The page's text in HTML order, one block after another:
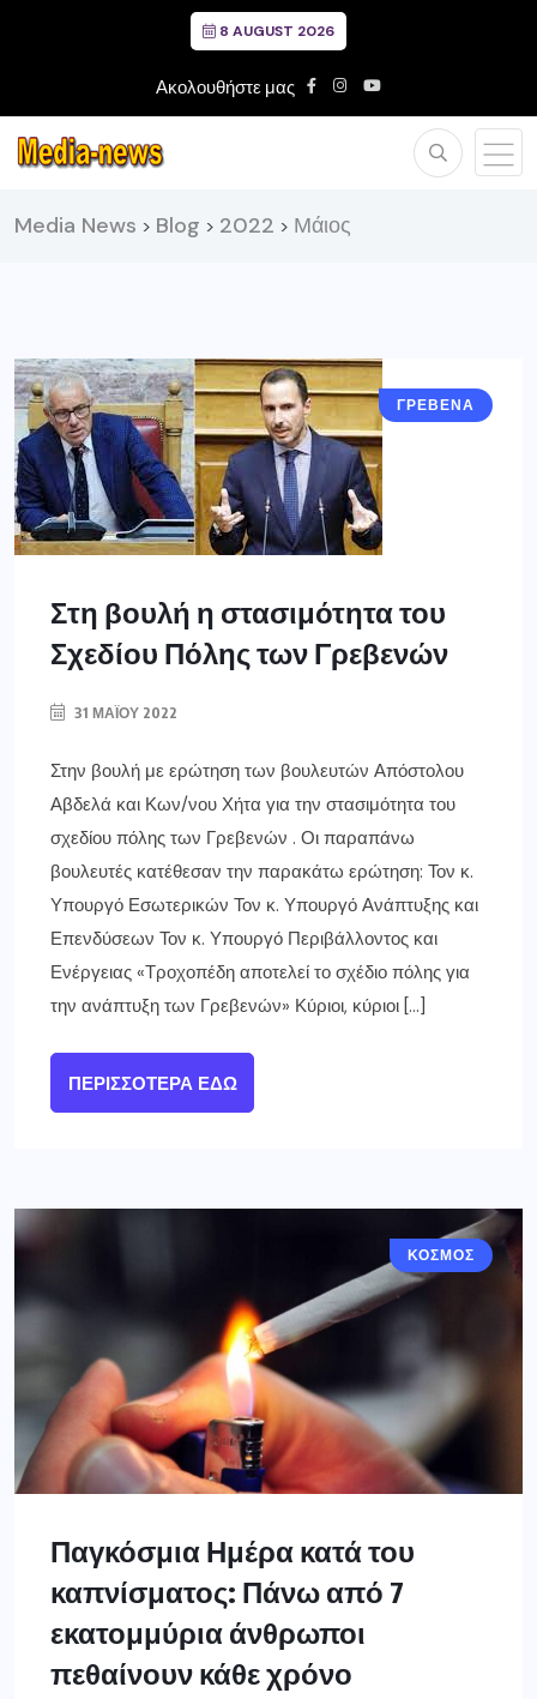
8 AUGUST 2026
Ακολουθήστε μας
Media News > Blog > 2022 > Μάιος
ΓΡΕΒΕΝΑ
Στη βουλή η στασιμότητα του
Σχεδίου Πόλης των Γρεβενών
31 ΜΑΪ́ΟΥ 2022
Στην βουλή με ερώτηση των βουλευτών Απόστολου
Αβδελά και Κων/νου Χήτα για την στασιμότητα του
σχεδίου πόλης των Γρεβενών . Οι παραπάνω
βουλευτές κατέθεσαν την παρακάτω ερώτηση: Τον κ.
Υπουργό Εσωτερικών Τον κ. Υπουργό Ανάπτυξης και
Επενδύσεων Τον κ. Υπουργό Περιβάλλοντος και
Ενέργειας «Τροχοπέδη αποτελεί το σχέδιο πόλης για
την ανάπτυξη των Γρεβενών» Κύριοι, κύριοι […]
ΠΕΡΙΣΣΌΤΕΡΑ ΕΔΏ
ΚΟΣΜΟΣ
Παγκόσμια Ημέρα κατά του
καπνίσματος: Πάνω από 7
εκατομμύρια άνθρωποι
πεθαίνουν κάθε χρόνο